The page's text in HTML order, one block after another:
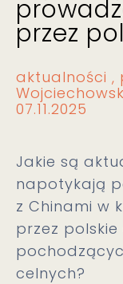
przez
aktualności
07.11.2025
Jakie są
napotykają
z Chinami w
przez
celnych?